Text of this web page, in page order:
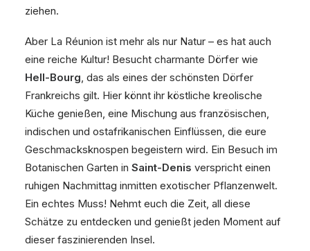
ziehen.
Aber La Réunion ist mehr als nur Natur – es hat auch
eine reiche Kultur! Besucht charmante Dörfer wie
Hell-Bourg, das als eines der schönsten Dörfer
Frankreichs gilt. Hier könnt ihr köstliche kreolische
Küche genießen, eine Mischung aus französischen,
indischen und ostafrikanischen Einflüssen, die eure
Geschmacksknospen begeistern wird. Ein Besuch im
Botanischen Garten in Saint-Denis verspricht einen
ruhigen Nachmittag inmitten exotischer Pflanzenwelt.
Ein echtes Muss! Nehmt euch die Zeit, all diese
Schätze zu entdecken und genießt jeden Moment auf
dieser faszinierenden Insel.